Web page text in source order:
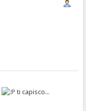
ti capisco...